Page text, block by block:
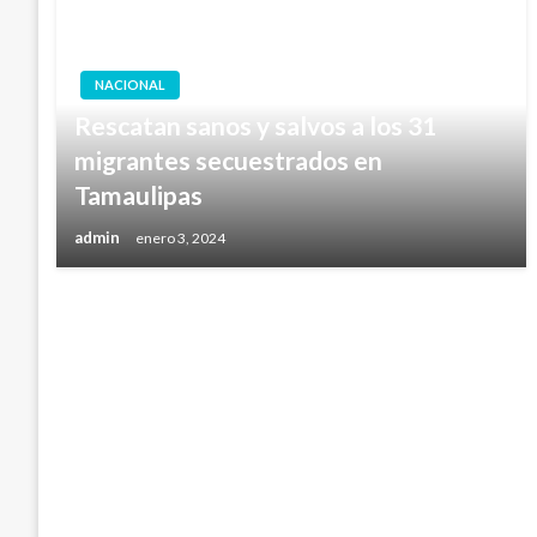
NACIONAL
Rescatan sanos y salvos a los 31
migrantes secuestrados en
Tamaulipas
admin enero 3, 2024